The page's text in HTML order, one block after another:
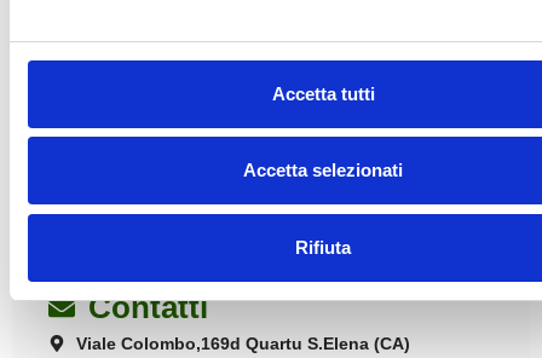
Accetta tutti
Accetta selezionati
Rifiuta
Contatti
Viale Colombo,169d Quartu S.Elena (CA)